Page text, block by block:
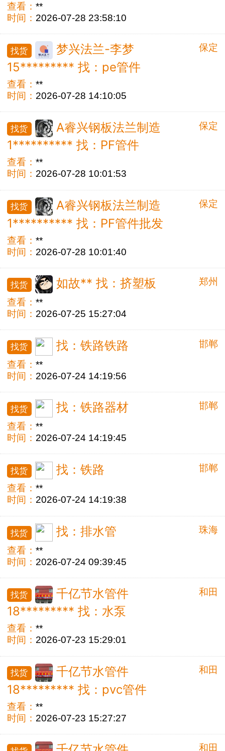
查看：**
时间： 2026-07-28 23:58:10
保定
找货
梦兴法兰-李梦
15********* 找：pe管件
查看：**
时间： 2026-07-28 14:10:05
保定
找货
A睿兴钢板法兰制造
1********** 找：PF管件
查看：**
时间： 2026-07-28 10:01:53
保定
找货
A睿兴钢板法兰制造
1********** 找：PF管件批发
查看：**
时间： 2026-07-28 10:01:40
郑州
找货 如故** 找：挤塑板
查看：**
时间： 2026-07-25 15:27:04
邯郸
找货 找：铁路铁路
查看：**
时间： 2026-07-24 14:19:56
邯郸
找货 找：铁路器材
查看：**
时间： 2026-07-24 14:19:45
邯郸
找货 找：铁路
查看：**
时间： 2026-07-24 14:19:38
珠海
找货 找：排水管
查看：**
时间： 2026-07-24 09:39:45
和田
找货
千亿节水管件
18********* 找：水泵
查看：**
时间： 2026-07-23 15:29:01
和田
找货
千亿节水管件
18********* 找：pvc管件
查看：**
时间： 2026-07-23 15:27:27
和田